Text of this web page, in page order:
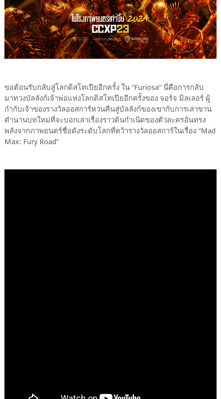
ขอต้อนรับกลับสู่โลกดิสโทเปียอีกครั้ง ใน “Furiosa” นี่คือการกลับ
มาทวงบัลลังก์เจ้าพ่อแห่งโลกดิสโทเปียอีกครั้งของ จอร์จ มิลเลอร์ ผู้
กำกับเจ้าของรางวัลออสการ์หวนคืนสู่บัลลังก์ของเขากับการเล่าขาน
ตำนานบทใหม่ที่จะบอกเล่าเรื่องราวต้นกำเนิดของตัวละครอันทรง
พลังจากภาพยนตร์ชื่อดังระดับโลกที่คว้ารางวัลออสการ์ในเรื่อง “Mad
Max: Fury Road”